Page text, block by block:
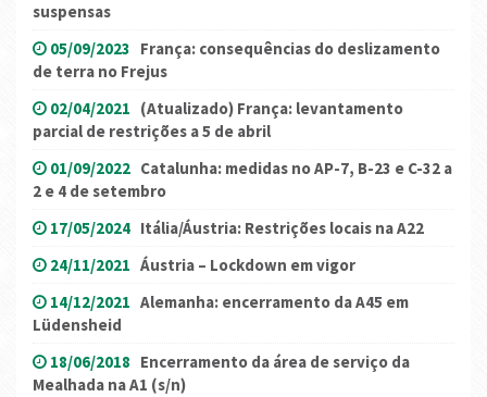
suspensas
05/09/2023 França: consequências do deslizamento
de terra no Frejus
02/04/2021 (Atualizado) França: levantamento
parcial de restrições a 5 de abril
01/09/2022 Catalunha: medidas no AP-7, B-23 e C-32 a
2 e 4 de setembro
17/05/2024 Itália/Áustria: Restrições locais na A22
24/11/2021 Áustria – Lockdown em vigor
14/12/2021 Alemanha: encerramento da A45 em
Lüdensheid
18/06/2018 Encerramento da área de serviço da
Mealhada na A1 (s/n)